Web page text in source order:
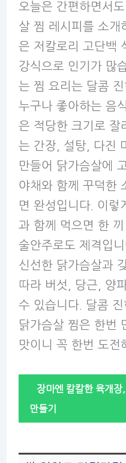
오늘은 간편하면서
살 찜 레시피를 소개
은 저칼로리 고단백
강식으로 인기가 많
는 찜 요리는 달콤
누구나 좋아하는 음
은 적당한 크기로 잘
는 간장, 설탕, 다진
만들어 닭가슴살에
야채와 함께 꾸덕한
면 완성입니다. 이렇
과 함께 먹으면 한
술안주로도 제격입
신선한 닭가슴살과
따라 버섯, 당근, 양
수 있습니다. 달콤
닭가슴살 찜은 한번
맛이니 꼭 한번 도전
장마엔 칼칼한 육개장
만들기